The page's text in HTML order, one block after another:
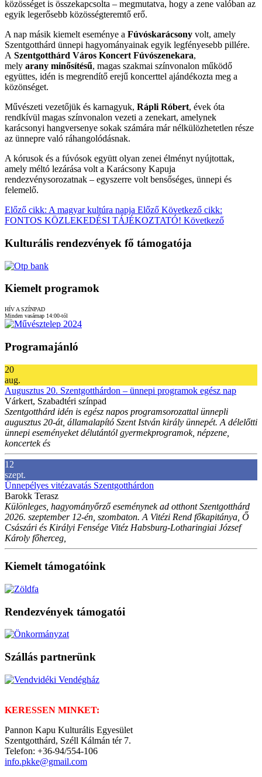
közösséget is összekapcsolta – megmutatva, hogy a zene valóban az
egyik legerősebb közösségteremtő erő.
A nap másik kiemelt eseménye a Fúvóskarácsony volt, amely
Szentgotthárd ünnepi hagyományainak egyik legfényesebb pillére.
A Szentgotthárd Város Koncert Fúvószenekara,
mely arany minősítésű, magas szakmai színvonalon működő
együttes, idén is megrendítő erejű koncerttel ajándékozta meg a
közönséget.
Művészeti vezetőjük és karnagyuk, Rápli Róbert, évek óta
rendkívül magas színvonalon vezeti a zenekart, amelynek
karácsonyi hangversenye sokak számára már nélkülözhetetlen része
az ünnepre való ráhangolódásnak.
A kórusok és a fúvósok együtt olyan zenei élményt nyújtottak,
amely méltó lezárása volt a Karácsony Kapuja
rendezvénysorozatnak – egyszerre volt bensőséges, ünnepi és
felemelő.
Előző cikk: A magyar kultúra napja Előző Következő cikk:
FONTOS KÖZLEKEDÉSI TÁJÉKOZTATÓ! Következő
Kulturális rendezvények fő támogatója
Kiemelt programok
HÍV A SZÍNPAD
Minden vasárnap 14:00-tól
Programajánló
20
aug.
Augusztus 20. Szentgotthárdon – ünnepi programok egész nap
Várkert, Szabadtéri színpad
Szentgotthárd idén is egész napos programsorozattal ünnepli
augusztus 20-át, államalapító Szent István király ünnepét. A délelőtti
ünnepi eseményeket délutántól gyermekprogramok, népzene,
koncertek és
12
szept.
Ünnepélyes vitézavatás Szentgotthárdon
Barokk Terasz
Különleges, hagyományőrző eseménynek ad otthont Szentgotthárd
2026. szeptember 12-én, szombaton. A Vitézi Rend főkapitánya, Ő
Császári és Királyi Fensége Vitéz Habsburg-Lotharingiai József
Károly főherceg,
Kiemelt támogatóink
Rendezvények támogatói
Szállás partnerünk
KERESSEN MINKET:
Pannon Kapu Kulturális Egyesület
Szentgotthárd, Széll Kálmán tér 7.
Telefon: +36-94/554-106
info.pkke@gmail.com